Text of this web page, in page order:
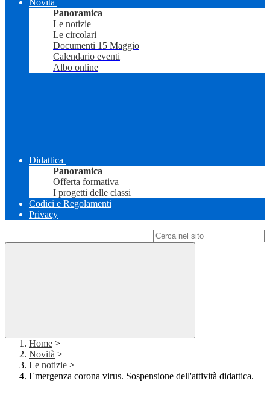
Novità
Panoramica
Le notizie
Le circolari
Documenti 15 Maggio
Calendario eventi
Albo online
Didattica
Panoramica
Offerta formativa
I progetti delle classi
Codici e Regolamenti
Privacy
Home >
Novità >
Le notizie >
Emergenza corona virus. Sospensione dell'attività didattica.